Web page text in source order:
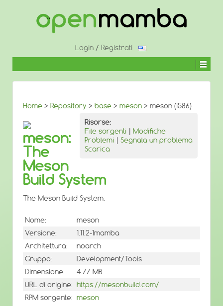
CONTENUTO
Login / Registrati
Home > Repository > base > meson > meson (i586)
Risorse:
File sorgenti | Modifiche
Problemi | Segnala un problema
Scarica
meson:
The
Meson
Build System
The Meson Build System.
Nome:
meson
Versione:
1.11.2-1mamba
Architettura:
noarch
Gruppo:
Development/Tools
Dimensione:
4.77 MB
URL di origine: https://mesonbuild.com/
RPM sorgente: meson